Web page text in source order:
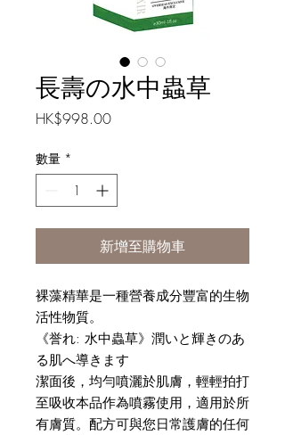
長壽の水中蟲草
HK$998.00價
數量 *
新增至購物車
裸藻精華是一種營養成分豐富的生物
活性物質。
《誉れ: 水中蟲草》潤いと輝きのあ
る肌へ導きます
潔面後，均勻噴灑於肌膚，輕輕拍打
至吸收本品作為噴霧使用，適用於所
有膚質。配方可與您日常護膚的任何